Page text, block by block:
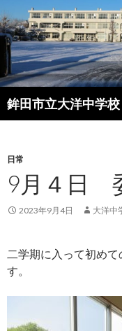
鉾田市立大洋中学校
検
索
ン
ツ
へ
ス
プ
日常
9月４日
2023年9月4日 大洋中
二学期に入って初め
す。